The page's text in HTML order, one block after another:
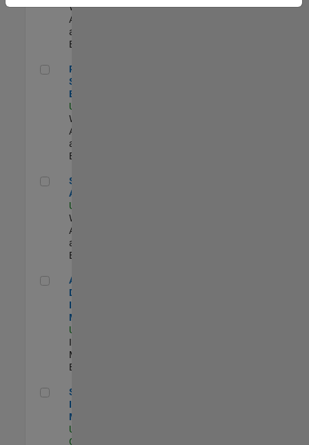
Web
Applications
and Services |
Experimentado
Principal Cloud Software Engineer
Principal Cloud
Software
Engineer
US-MA-Natick
Web
Applications
and Services |
Experimentado
Senior Applied AI Engineer
Senior Applied
AI Engineer
US-MA-Natick
Web
Applications
and Services |
Experimentado
Aerospace & Defense Industry Manager
Aerospace &
Defense
Industry
Manager
US-MA-Natick
Industry
Marketing |
Experimentado
Semiconductor Industry Manager
Semiconductor
Industry
Manager
US-CA-Santa
Clara